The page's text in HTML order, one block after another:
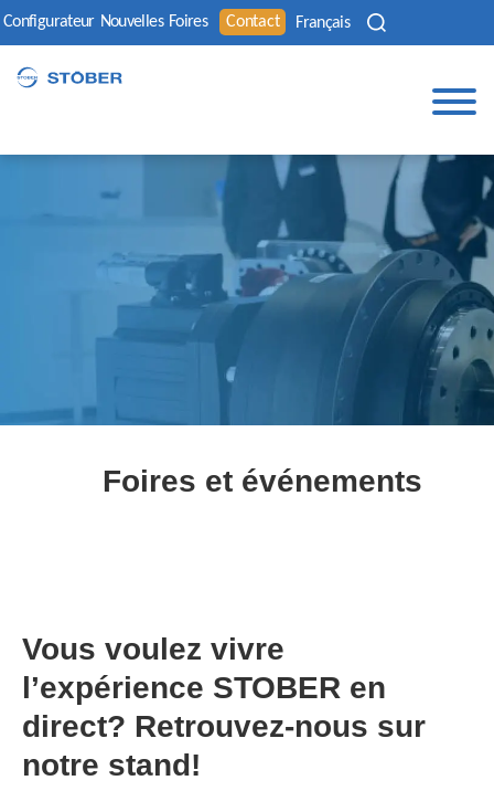
Configurateur Nouvelles Foires Contact Français
Foires et événements
Vous voulez vivre
l’expérience STOBER en
direct? Retrouvez-nous sur
notre stand!